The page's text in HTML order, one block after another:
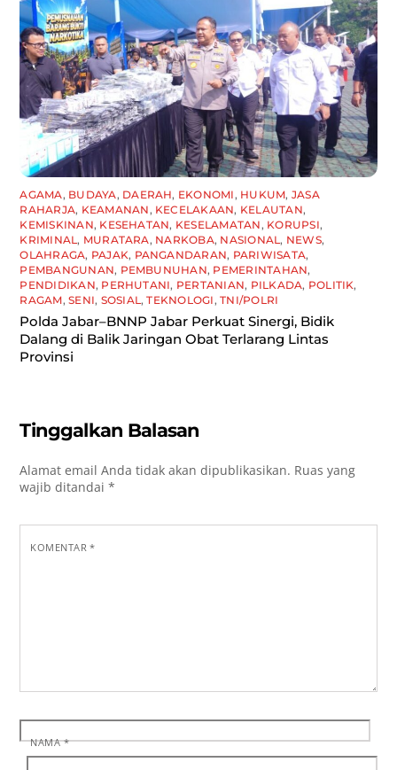
AGAMA, BUDAYA, DAERAH, EKONOMI , HUKUM, JASA
RAHARJA, KEAMANAN , KECELAKAAN, KELAUTAN,
KEMISKINAN, KESEHATAN, KESELAMATAN , KORUPSI,
KRIMINAL , MURATARA, NARKOBA, NASIONAL , NEWS,
OLAHRAGA, PAJAK, PANGANDARAN, PARIWISATA,
PEMBANGUNAN, PEMBUNUHAN, PEMERINTAHAN,
PENDIDIKAN, PERHUTANI, PERTANIAN, PILKADA, POLITIK,
RAGAM,SENI, SOSIAL ,TEKNOLOGI ,TNI/POLRI
Polda Jabar–BNNP Jabar Perkuat Sinergi, Bidik
Dalang di Balik Jaringan Obat Terlarang Lintas
Provinsi
Tinggalkan Balasan
Alamat email Anda tidak akan dipublikasikan. Ruas yang
wajib ditandai*
KOMENTAR*
NAMA*